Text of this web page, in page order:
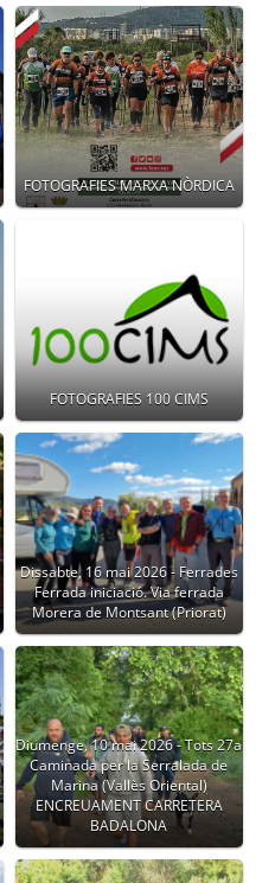
FOTOGRAFIES MARXA NÒRDICA
FOTOGRAFIES 100 CIMS
Dissabte, 16 mai 2026 - Ferrades
Ferrada iniciació. Via ferrada
Morera de Montsant (Priorat)
Diumenge, 10 mai 2026 - Tots 27a
Caminada per la Serralada de
Marina (Vallès Oriental)
ENCREUAMENT CARRETERA
BADALONA